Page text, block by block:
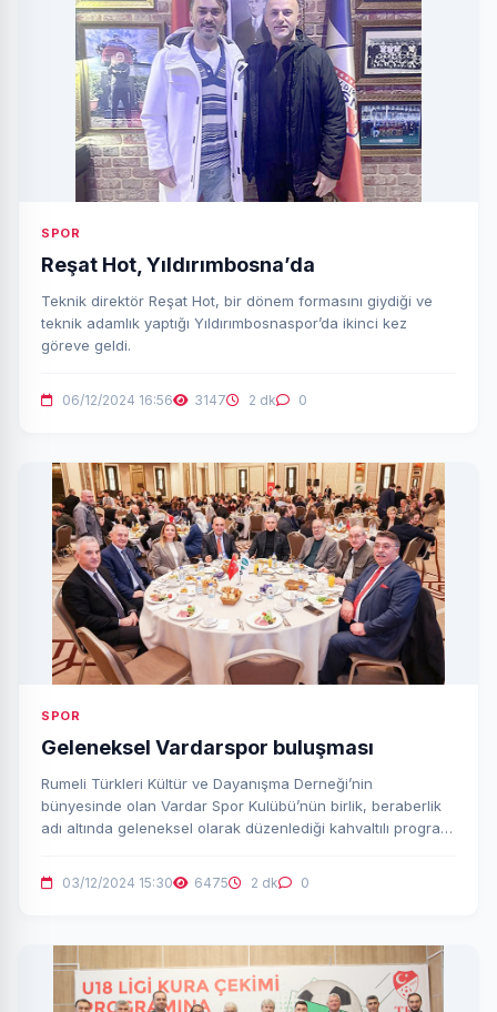
SPOR
Reşat Hot, Yıldırımbosna’da
Teknik direktör Reşat Hot, bir dönem formasını giydiği ve
teknik adamlık yaptığı Yıldırımbosnaspor’da ikinci kez
göreve geldi.
06/12/2024 16:56 3147 2 dk 0
SPOR
Geleneksel Vardarspor buluşması
Rumeli Türkleri Kültür ve Dayanışma Derneği’nin
bünyesinde olan Vardar Spor Kulübü’nün birlik, beraberlik
adı altında geleneksel olarak düzenlediği kahvaltılı program
03/12/2024 15:30 6475 2 dk 0